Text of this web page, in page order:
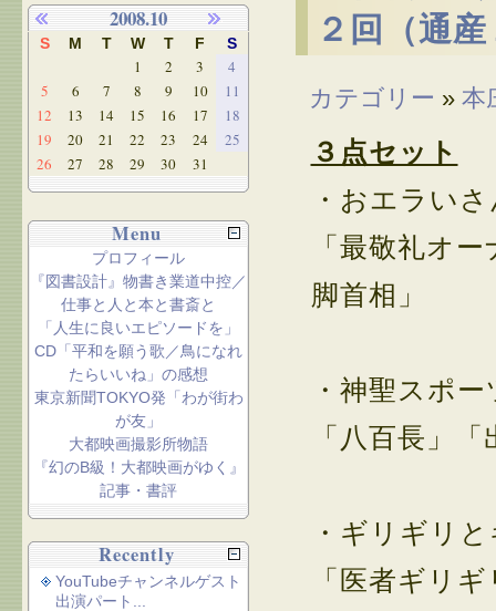
２回（通
カテゴリー » 本
３点セット
・おエラい
「最敬礼オ
脚首相」
・神聖スポ
「八百長」
・ギリギリ
「医者ギリ
2008.10
S M T W T F S
1 2 3
4
5
6 7 8 9 10
11
12
13 14 15 16 17
18
19
20 21 22 23 24
25
26
27 28 29 30 31
Menu
プロフィール
『図書設計』物書き業道中控／
仕事と人と本と書斎と
「人生に良いエピソードを」
CD「平和を願う歌／鳥になれ
たらいいね」の感想
東京新聞TOKYO発「わが街わ
が友」
大都映画撮影所物語
『幻のB級！大都映画がゆく』
記事・書評
Recently
YouTubeチャンネルゲスト
出演パート...